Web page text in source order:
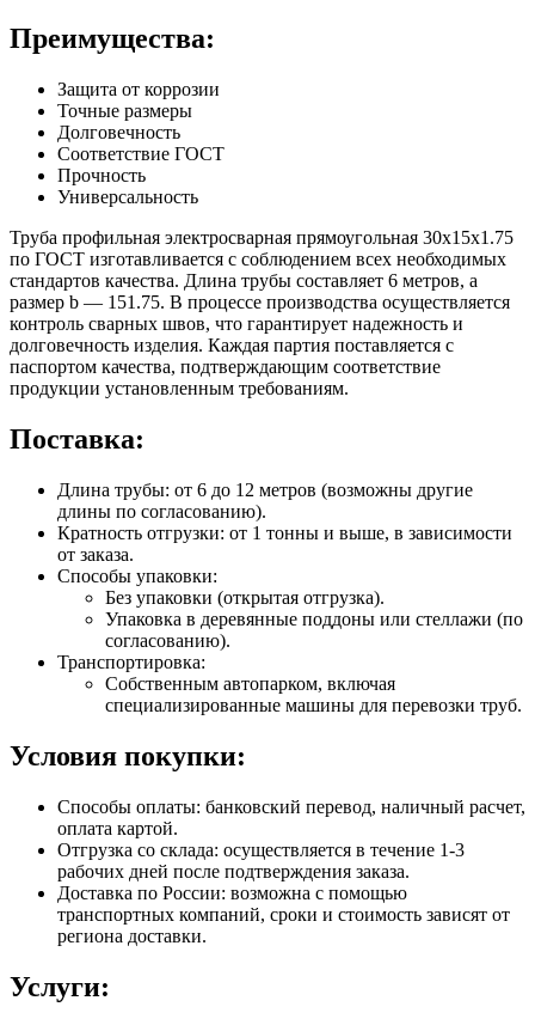
Преимущества:
Защита от коррозии
Точные размеры
Долговечность
Соответствие ГОСТ
Прочность
Универсальность
Труба профильная электросварная прямоугольная 30х15х1.75
по ГОСТ изготавливается с соблюдением всех необходимых
стандартов качества. Длина трубы составляет 6 метров, а
размер b — 151.75. В процессе производства осуществляется
контроль сварных швов, что гарантирует надежность и
долговечность изделия. Каждая партия поставляется с
паспортом качества, подтверждающим соответствие
продукции установленным требованиям.
Поставка:
Длина трубы: от 6 до 12 метров (возможны другие
длины по согласованию).
Кратность отгрузки: от 1 тонны и выше, в зависимости
от заказа.
Способы упаковки:
Без упаковки (открытая отгрузка).
Упаковка в деревянные поддоны или стеллажи (по
согласованию).
Транспортировка:
Собственным автопарком, включая
специализированные машины для перевозки труб.
Условия покупки:
Способы оплаты: банковский перевод, наличный расчет,
оплата картой.
Отгрузка со склада: осуществляется в течение 1-3
рабочих дней после подтверждения заказа.
Доставка по России: возможна с помощью
транспортных компаний, сроки и стоимость зависят от
региона доставки.
Услуги: